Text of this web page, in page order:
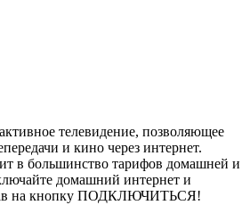
телевидение, позволяющее
и кино через интернет.
в большинство тарифов домашней и
домашний интернет и
на кнопку ПОДКЛЮЧИТЬСЯ!